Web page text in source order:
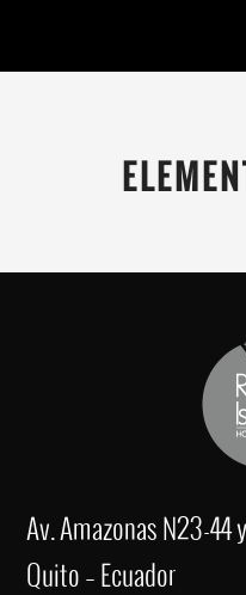
Av. Amazonas N23-
Quito – Ecuador